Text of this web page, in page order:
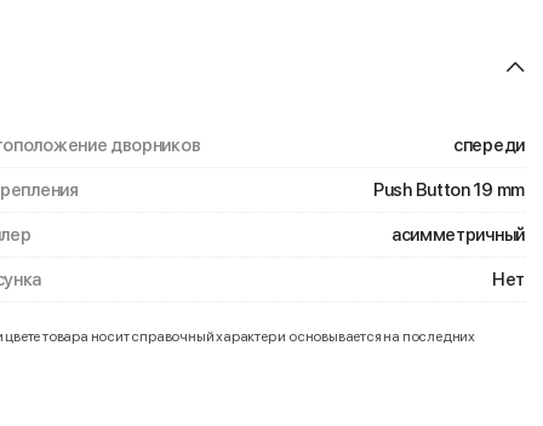
дворников спереди
Push Button 19 mm
асимметричный
Нет
товара носит справочный характер и основывается на последних